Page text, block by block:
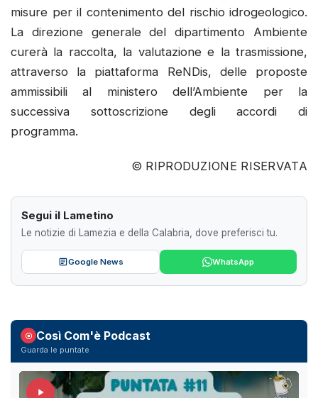
misure per il contenimento del rischio idrogeologico.
La direzione generale del dipartimento Ambiente
curerà la raccolta, la valutazione e la trasmissione,
attraverso la piattaforma ReNDis, delle proposte
ammissibili al ministero dell’Ambiente per la
successiva sottoscrizione degli accordi di
programma.
© RIPRODUZIONE RISERVATA
Segui il Lametino
Le notizie di Lamezia e della Calabria, dove preferisci tu.
Google News WhatsApp
Così Com'è Podcast
Guarda le puntate